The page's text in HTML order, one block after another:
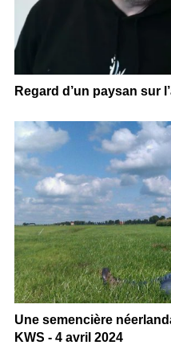
Regard d’un paysan sur
Une semencière
KWS - 4 avril 2024